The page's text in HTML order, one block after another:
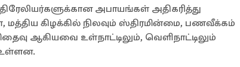
அபாயங்கள் அதிகரித்து
கிழக்கில் நிலவும் ஸ்திரமின்மை, பணவீக்கம்
ஆகியவை உள்நாட்டிலும், வெளிநாட்டிலும்
உள்ளன.